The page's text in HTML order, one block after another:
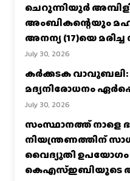
ചെറുന്നിയൂർ
അംബികന്റെയും
അനന്യ (17)യെ
July 30, 2026
കര്‍ക്കടക വാവുബലി:
മദ്യനിരോധനം
July 30, 2026
സംസ്ഥാനത്ത് നാളെ
നിയന്ത്രണത്തിന്
വൈദ്യുതി ഉപയോഗം
കെഎസ്‌ഇബിയുടെ